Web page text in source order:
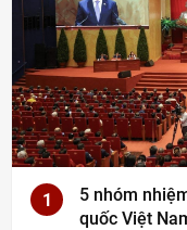
1
5 nhóm
quốc Việt